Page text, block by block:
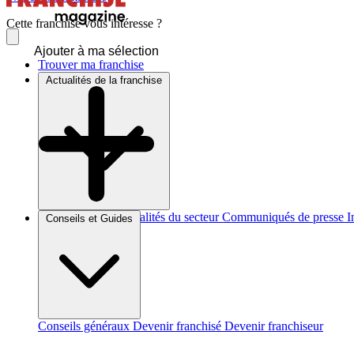
Trouver ma franchise
Actualités de la franchise
Brèves et actus Actualités du secteur Communiqués de presse
Conseils et Guides
Conseils généraux Devenir franchisé Devenir franchiseur
Cette franchise vous intéresse ?
Ajouter à ma sélection